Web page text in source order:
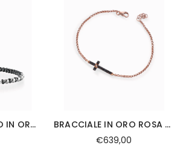
BRACCIALE RIGIDO IN ORO BIANCO CON CROCE CENTRALE DI DIAMANTI E DIAMANTI NERI
BRACCIALE IN ORO ROSA CON CROCE DIAMANTE BIANCO E DIAMANTI NERI
€639,00